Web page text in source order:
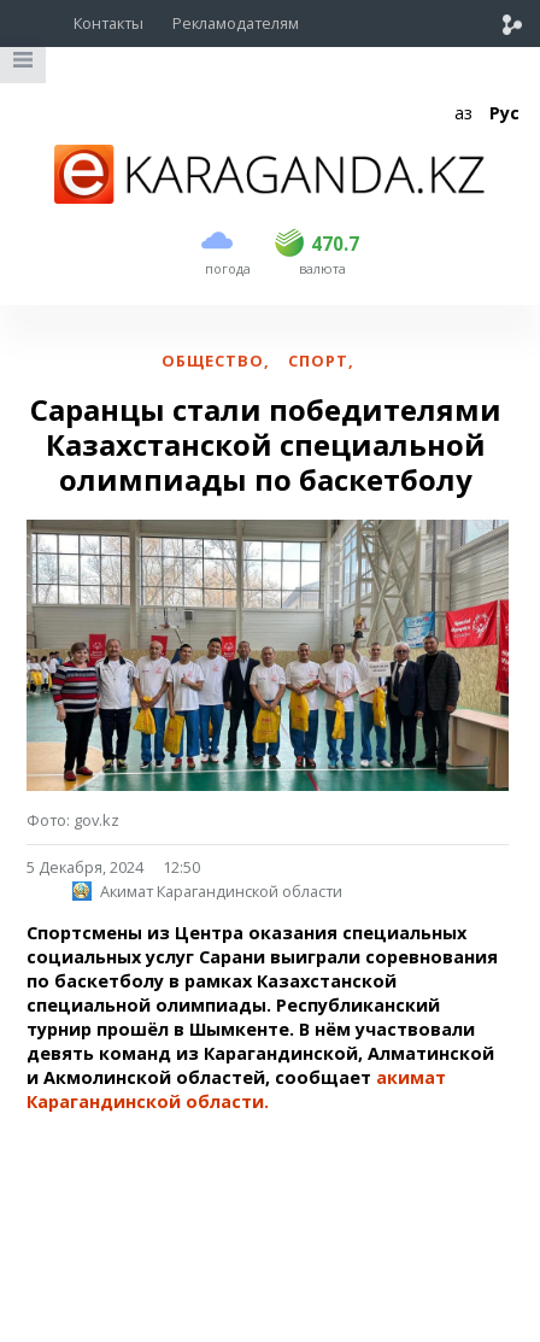
Контакты Рекламодателям
Қаз Рус
погода
470.7
USD 468.5 470.7
EUR валюта
ОБЩЕСТВО, СПОРТ,
Саранцы стали победителями
Казахстанской специальной
олимпиады по баскетболу
Фото: gov.kz
5 Декабря, 2024
12:50
Акимат Карагандинской области
Спортсмены из Центра оказания специальных
социальных услуг Сарани выиграли соревнования
по баскетболу в рамках Казахстанской
специальной олимпиады. Республиканский
турнир прошёл в Шымкенте. В нём участвовали
девять команд из Карагандинской, Алматинской
и Акмолинской областей, сообщает акимат
Карагандинской области.